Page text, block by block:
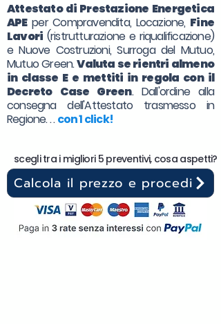
Attestato di Prestazione Energetica
APEper Compravendita, Locazione, Fine
Lavori (ristrutturazione e riqualificazione)
e Nuove Costruzioni, Surroga del Mutuo,
Mutuo Green.Valuta se rientri almeno
in classe E e mettiti in regola con il
Decreto Case Green. Dall'ordine alla
consegna dell'Attestato trasmesso in
Regione. . .con 1 click!
scegli tra i migliori 5 preventivi, cosa aspetti?
Calcola il prezzo e procedi